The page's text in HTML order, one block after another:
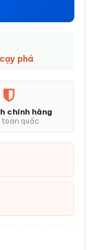
phá
chính hãng
toàn quốc